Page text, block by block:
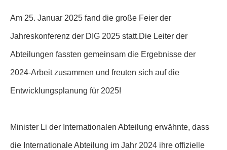
Am 25. Januar 2025 fand die große Feier der
Jahreskonferenz der DIG 2025 statt.Die Leiter der
Abteilungen fassten gemeinsam die Ergebnisse der
2024-Arbeit zusammen und freuten sich auf die
Entwicklungsplanung für 2025!
Minister Li der Internationalen Abteilung erwähnte, dass
die Internationale Abteilung im Jahr 2024 ihre offizielle